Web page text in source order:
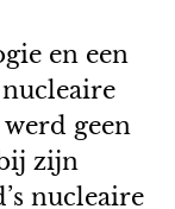
en een
geen
zijn
nucleaire